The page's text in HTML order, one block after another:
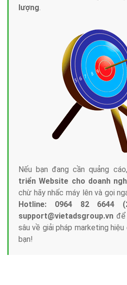
lượng.
Nếu bạn đang cần quảng
triển Website cho doanh
chừ hãy nhấc máy lên và gọi
Hotline: 0964 82 6644
support@vietadsgroup.vn
sâu về giải pháp marketing
bạn!